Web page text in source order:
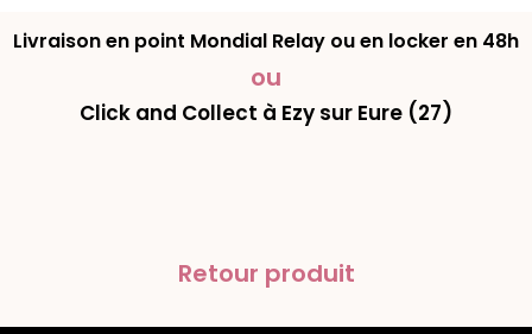
Livraison en point Mondial Relay ou en locker en 48h
ou
Click and Collect à Ezy sur Eure (27)
Retour produit